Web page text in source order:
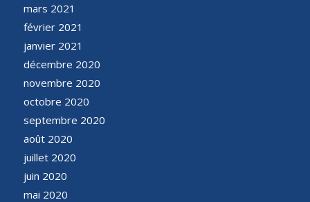
mars 2021
février 2021
janvier 2021
décembre 2020
novembre 2020
octobre 2020
septembre 2020
août 2020
juillet 2020
juin 2020
mai 2020